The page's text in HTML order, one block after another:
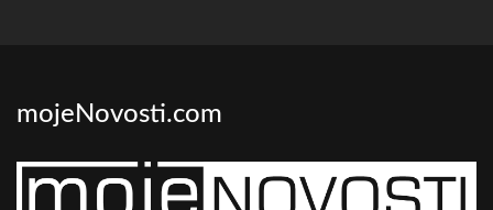
mojeNovosti.com